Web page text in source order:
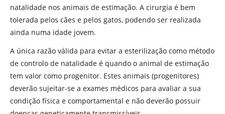
natalidade nos animais de estimação. A cirurgia é bem
tolerada pelos cães e pelos gatos, podendo ser realizada
ainda numa idade jovem.
A única razão válida para evitar a esterilização como método
de controlo de natalidade é quando o animal de estimação
tem valor como progenitor. Estes animais (progenitores)
deverão sujeitar-se a exames médicos para avaliar a sua
condição física e comportamental e não deverão possuir